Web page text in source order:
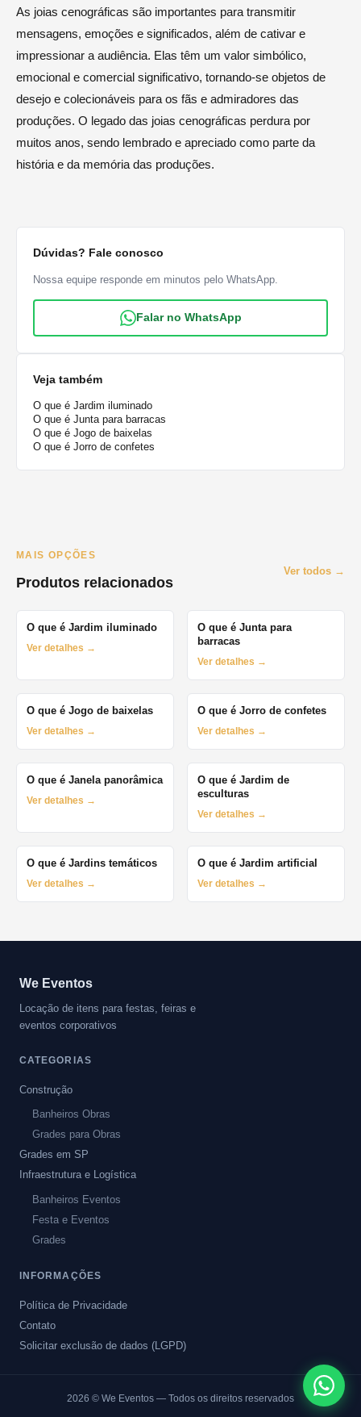
As joias cenográficas são importantes para transmitir
mensagens, emoções e significados, além de cativar e
impressionar a audiência. Elas têm um valor simbólico,
emocional e comercial significativo, tornando-se objetos de
desejo e colecionáveis para os fãs e admiradores das
produções. O legado das joias cenográficas perdura por
muitos anos, sendo lembrado e apreciado como parte da
história e da memória das produções.
Dúvidas? Fale conosco
Nossa equipe responde em minutos pelo WhatsApp.
Falar no WhatsApp
Veja também
O que é Jardim iluminado
O que é Junta para barracas
O que é Jogo de baixelas
O que é Jorro de confetes
MAIS OPÇÕES
Produtos relacionados
Ver todos →
O que é Jardim iluminado
Ver detalhes →
O que é Junta para
barracas
Ver detalhes →
O que é Jogo de baixelas
Ver detalhes →
O que é Jorro de confetes
Ver detalhes →
O que é Janela panorâmica
Ver detalhes →
O que é Jardim de
esculturas
Ver detalhes →
O que é Jardins temáticos
Ver detalhes →
O que é Jardim artificial
Ver detalhes →
We Eventos
Locação de itens para festas, feiras e
eventos corporativos
CATEGORIAS
Construção
Banheiros Obras
Grades para Obras
Grades em SP
Infraestrutura e Logística
Banheiros Eventos
Festa e Eventos
Grades
INFORMAÇÕES
Política de Privacidade
Contato
Solicitar exclusão de dados (LGPD)
2026 © We Eventos — Todos os direitos reservados